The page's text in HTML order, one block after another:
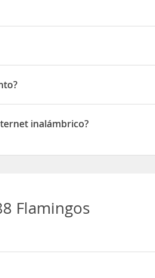
inalámbrico?
Flamingos